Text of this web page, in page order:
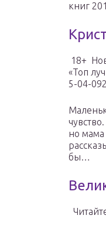
книг
18+
«Топ
5-04-
но
бы…